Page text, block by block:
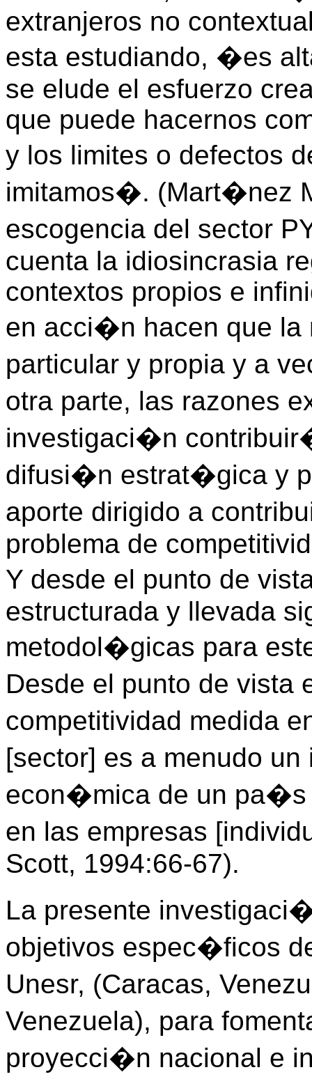
extranjeros no
esta estudiando, �es
se elude el esfuerzo
que puede hacernos
y los limites o defectos
imitamos�. (Mart�nez
escogencia del sector
cuenta la idiosincrasia
contextos propios e
en acci�n hacen que la
particular y propia y a
otra parte, las razones
investigaci�n
difusi�n estrat�gica y
aporte dirigido a
problema de
Y desde el punto de
estructurada y llevada
metodol�gicas para
Desde el punto de
competitividad medida
[sector] es a menudo
econ�mica de un pa�s
en las empresas
Scott, 1994:66-67).
La presente
objetivos espec�ficos
Unesr, (Caracas,
Venezuela), para
proyecci�n nacional e